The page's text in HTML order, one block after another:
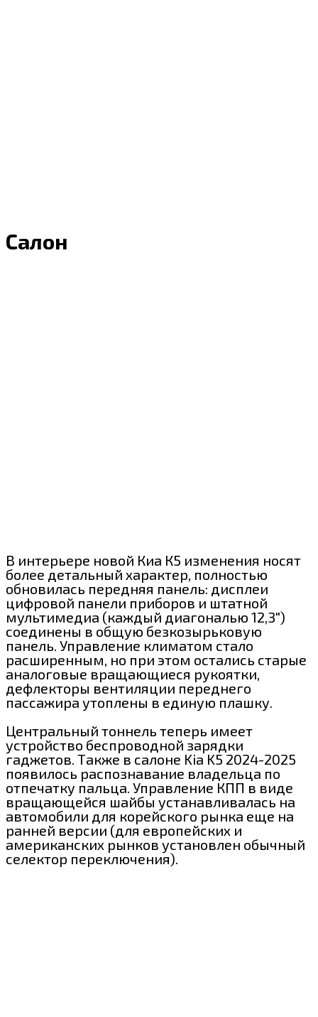
Салон
В интерьере новой Киа К5 изменения носят
более детальный характер, полностью
обновилась передняя панель: дисплеи
цифровой панели приборов и штатной
мультимедиа (каждый диагональю 12,3″)
соединены в общую безкозырьковую
панель. Управление климатом стало
расширенным, но при этом остались старые
аналоговые вращающиеся рукоятки,
дефлекторы вентиляции переднего
пассажира утоплены в единую плашку.
Центральный тоннель теперь имеет
устройство беспроводной зарядки
гаджетов. Также в салоне Kia K5 2024-2025
появилось распознавание владельца по
отпечатку пальца. Управление КПП в виде
вращающейся шайбы устанавливалась на
автомобили для корейского рынка еще на
ранней версии (для европейских и
американских рынков установлен обычный
селектор переключения).